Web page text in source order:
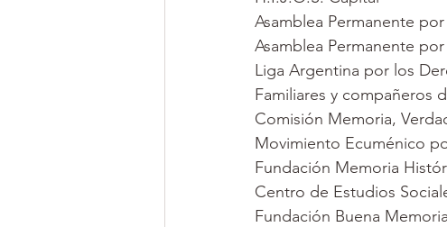
Asamblea Permanente
Asamblea Permanente
Liga Argentina por los
Familiares y compañeros
Comisión Memoria,
Movimiento Ecuménico
Fundación Memoria
Centro de Estudios
Fundación Buena Memoria